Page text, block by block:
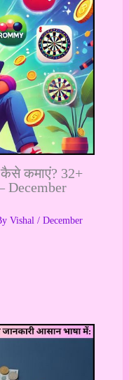
कमाएं? 32+
December
Vishal / December